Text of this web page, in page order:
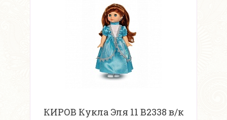
КИРОВ Кукла Эля 11 В2338 в/к